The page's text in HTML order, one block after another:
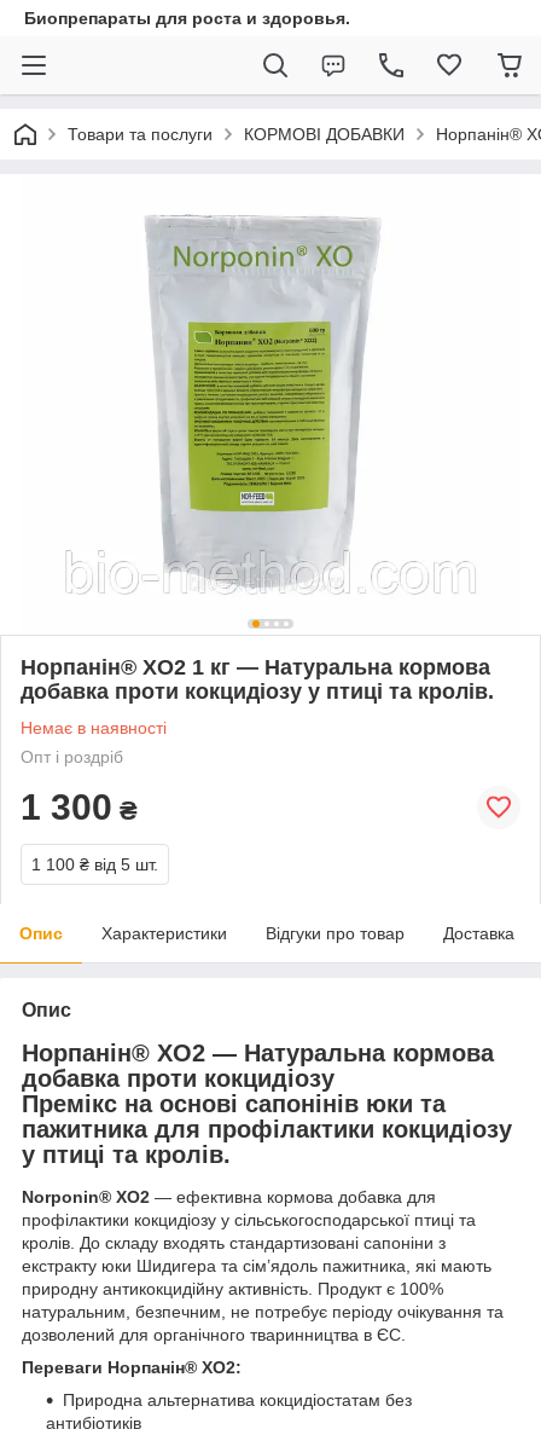
Биопрепараты для роста и здоровья.
Товари та послуги КОРМОВІ ДОБАВКИ Норпанін®
Норпанін® XO2 1 кг — Натуральна кормова
добавка проти кокцидіозу у птиці та кролів.
Немає в наявності
Опт і роздріб
1 300 ₴
1 100 ₴ від 5 шт.
Опис Характеристики Відгуки про товар Доставка
Опис
Норпанін® XO2 — Натуральна кормова
добавка проти кокцидіозу
Премікс на основі сапонінів юки та
пажитника для профілактики кокцидіозу
у птиці та кролів.
Norponin® XO2 — ефективна кормова добавка для
профілактики кокцидіозу у сільськогосподарської птиці та
кролів. До складу входять стандартизовані сапоніни з
екстракту юки Шидигера та сім’ядоль пажитника, які мають
природну антикокцидійну активність. Продукт є 100%
натуральним, безпечним, не потребує періоду очікування та
дозволений для органічного тваринництва в ЄС.
Переваги Норпанін® XO2:
Природна альтернатива кокцидіостатам без
антибіотиків